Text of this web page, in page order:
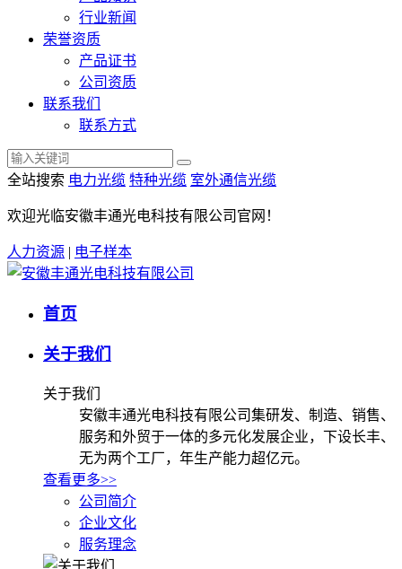
行业新闻
荣誉资质
产品证书
公司资质
联系我们
联系方式
全站搜索 电力光缆 特种光缆 室外通信光缆
欢迎光临安徽丰通光电科技有限公司官网！
人力资源 | 电子样本
首页
关于我们
关于我们
安徽丰通光电科技有限公司集研发、制造、销售、
服务和外贸于一体的多元化发展企业，下设长丰、
无为两个工厂，年生产能力超亿元。
查看更多>>
公司简介
企业文化
服务理念